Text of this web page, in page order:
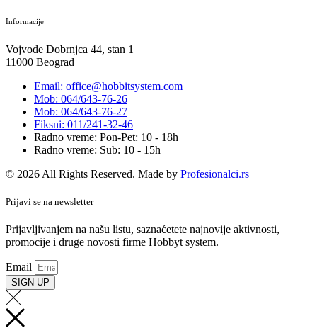
Informacije
Vojvode Dobrnjca 44, stan 1
11000 Beograd
Email: office@hobbitsystem.com
Mob: 064/643-76-26
Mob: 064/643-76-27
Fiksni: 011/241-32-46
Radno vreme: Pon-Pet: 10 - 18h
Radno vreme: Sub: 10 - 15h
© 2026 All Rights Reserved. Made by Profesionalci.rs
Prijavi se na newsletter
Prijavljivanjem na našu listu, saznaćetete najnovije aktivnosti,
promocije i druge novosti firme Hobbyt system.
Email
SIGN UP